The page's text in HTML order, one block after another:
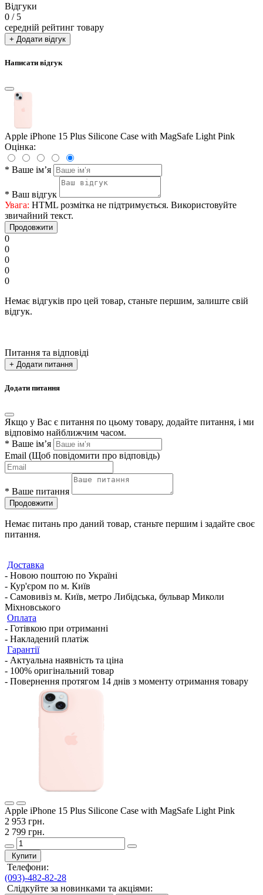
Відгуки
0 / 5
середній рейтинг товару
+ Додати відгук
Написати відгук
Apple iPhone 15 Plus Silicone Case with MagSafe Light Pink
Оцінка:
* Ваше ім’я
* Ваш відгук
Увага: HTML розмітка не підтримується. Використовуйте
звичайний текст.
Продовжити
0
0
0
0
0
Немає відгуків про цей товар, станьте першим, залиште свій
відгук.
Питання та відповіді
+ Додати питання
Додати питання
Якщо у Вас є питання по цьому товару, додайте питання, і ми
відповімо найближчим часом.
* Ваше ім’я
Email (Щоб повідомити про відповідь)
* Ваше питання
Продовжити
Немає питань про даний товар, станьте першим і задайте своє
питання.
Доставка
- Новою поштою по Україні
- Кур'єром по м. Київ
- Самовивіз м. Київ, метро Либідська, бульвар Миколи
Міхновського
Оплата
- Готівкою при отриманні
- Накладений платіж
Гарантії
- Актуальна наявність та ціна
- 100% оригінальний товар
- Повернення протягом 14 днів з моменту отримання товару
Apple iPhone 15 Plus Silicone Case with MagSafe Light Pink
2 953 грн.
2 799 грн.
Купити
Телефони:
(093)-482-82-28
Слідкуйте за новинками та акціями: